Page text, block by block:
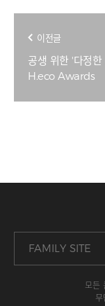
이전글
공생 위한 '다정한
H.eco Awards
모든